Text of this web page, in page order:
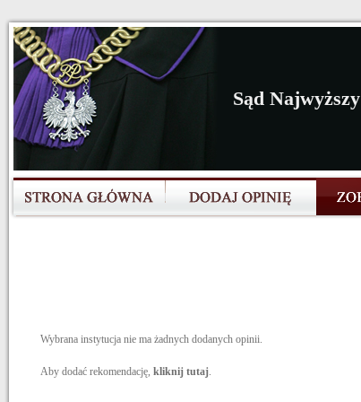
Sąd Najwyższy
Wybrana instytucja nie ma żadnych dodanych opinii.
Aby dodać rekomendację, kliknij tutaj.